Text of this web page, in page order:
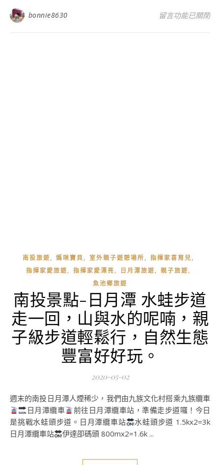
bonnie8630 在〈台中親子遊
留言功能已關閉
南投旅遊, 媽咪寶貝, 室外親子遊憩場所, 指揮家喜育兒,
指揮家愛旅遊, 指揮家愛漂亮, 日月潭旅遊, 親子旅遊,
魚池鄉旅遊
南投景點-日月潭 水蛙步道
走一回，山與水的呢喃，親
子級步道輕鬆行，自然生態
豐富好好玩。
2020-05-02
週末的南投日月潭人煙稀少，我們由九族文化村搭乘九族纜車
日月潭纜車
前往日月潭纜車站，準備走步道囉！今日
是挑戰水蛙頭步道。日月潭纜車站
水蛙頭步道 1.5kx2=3k
日月潭纜車站
伊達卲碼頭 800mx2=1.6k ...